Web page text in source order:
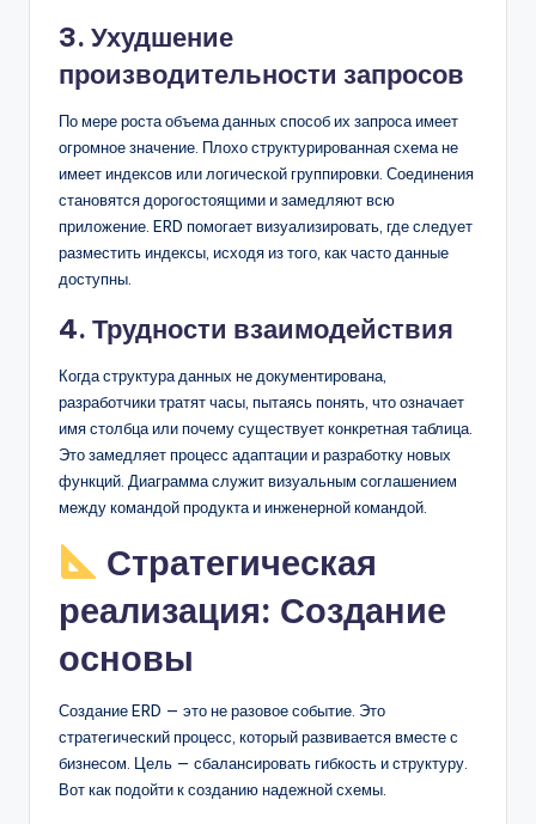
3. Ухудшение
производительности запросов
По мере роста объема данных способ их запроса имеет
огромное значение. Плохо структурированная схема не
имеет индексов или логической группировки. Соединения
становятся дорогостоящими и замедляют всю
приложение. ERD помогает визуализировать, где следует
разместить индексы, исходя из того, как часто данные
доступны.
4. Трудности взаимодействия
Когда структура данных не документирована,
разработчики тратят часы, пытаясь понять, что означает
имя столбца или почему существует конкретная таблица.
Это замедляет процесс адаптации и разработку новых
функций. Диаграмма служит визуальным соглашением
между командой продукта и инженерной командой.
Стратегическая
реализация: Создание
основы
Создание ERD — это не разовое событие. Это
стратегический процесс, который развивается вместе с
бизнесом. Цель — сбалансировать гибкость и структуру.
Вот как подойти к созданию надежной схемы.